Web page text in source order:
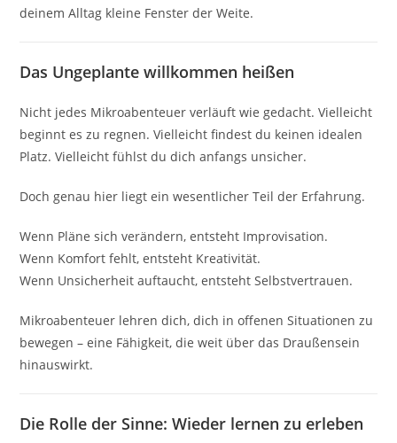
deinem Alltag kleine Fenster der Weite.
Das Ungeplante willkommen heißen
Nicht jedes Mikroabenteuer verläuft wie gedacht. Vielleicht
beginnt es zu regnen. Vielleicht findest du keinen idealen
Platz. Vielleicht fühlst du dich anfangs unsicher.
Doch genau hier liegt ein wesentlicher Teil der Erfahrung.
Wenn Pläne sich verändern, entsteht Improvisation.
Wenn Komfort fehlt, entsteht Kreativität.
Wenn Unsicherheit auftaucht, entsteht Selbstvertrauen.
Mikroabenteuer lehren dich, dich in offenen Situationen zu
bewegen – eine Fähigkeit, die weit über das Draußensein
hinauswirkt.
Die Rolle der Sinne: Wieder lernen zu erleben